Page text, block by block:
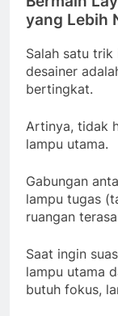
yang Lebih
Salah satu
desainer
bertingkat.
Artinya, tidak
lampu utama.
Gabungan
lampu tugas
ruangan
Saat ingin
lampu utama
butuh fokus,